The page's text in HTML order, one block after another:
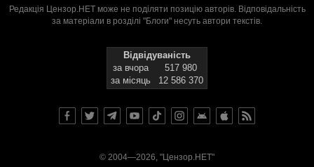
Редакція Цензор.НЕТ може не поділяти позицію авторів. Відповідальність
за матеріали в розділі "Блоги" несуть автори текстів.
Відвідуваність
за вчора
517 980
за місяць
12 586 370
© 2004—2026, "Цензор.НЕТ"